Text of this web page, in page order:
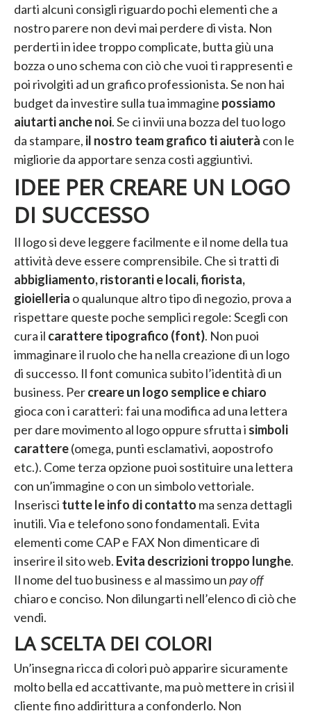
darti alcuni consigli riguardo pochi elementi che a
nostro parere non devi mai perdere di vista. Non
perderti in idee troppo complicate, butta giù una
bozza o uno schema con ciò che vuoi ti rappresenti e
poi rivolgiti ad un grafico professionista. Se non hai
budget da investire sulla tua immagine possiamo
aiutarti anche noi. Se ci invii una bozza del tuo logo
da stampare, il nostro team grafico ti aiuterà con le
migliorie da apportare senza costi aggiuntivi.
IDEE PER CREARE UN LOGO
DI SUCCESSO
Il logo si deve leggere facilmente e il nome della tua
attività deve essere comprensibile. Che si tratti di
abbigliamento, ristoranti e locali, fiorista,
gioielleria o qualunque altro tipo di negozio, prova a
rispettare queste poche semplici regole: Scegli con
cura il carattere tipografico (font). Non puoi
immaginare il ruolo che ha nella creazione di un logo
di successo. Il font comunica subito l’identità di un
business. Percreare un logo semplice e chiaro
gioca con i caratteri: fai una modifica ad una lettera
per dare movimento al logo oppure sfrutta i simboli
carattere(omega, punti esclamativi, aopostrofo
etc.). Come terza opzione puoi sostituire una lettera
con un’immagine o con un simbolo vettoriale.
Inserisci tutte le info di contatto ma senza dettagli
inutili. Via e telefono sono fondamentali. Evita
elementi come CAP e FAX Non dimenticare di
inserire il sito web. Evita descrizioni troppo lunghe.
Il nome del tuo business e al massimo unpay off
chiaro e conciso. Non dilungarti nell’elenco di ciò che
vendi.
LA SCELTA DEI COLORI
Un’insegna ricca di colori può apparire sicuramente
molto bella ed accattivante, ma può mettere in crisi il
cliente fino addirittura a confonderlo. Non